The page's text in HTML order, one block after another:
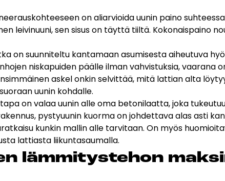
on aliarvioida uunin paino
leivinuuni, sen sisus on täyttä tiiltä. Kokonaispaino
on suunniteltu kantamaan asumisesta aiheutuva
niskapuiden päälle ilman vahvistuksia, vaarana
askel onkin selvittää, mitä lattian alta
uunin kohdalle.
on valaa uunin alle oma betonilaatta, joka
pystyuunin kuorma on johdettava alas asti
kunkin mallin alle tarvitaan. On myös
lattiasta liikuntasaumalla.
läm­mi­tys­te­hon